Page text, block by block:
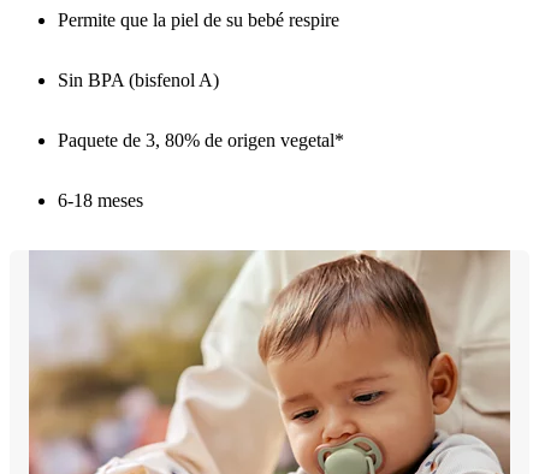
Permite que la piel de su bebé respire
Sin BPA (bisfenol A)
Paquete de 3, 80% de origen vegetal*
6-18 meses